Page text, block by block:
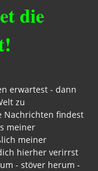
die
erwartest - dann
zu
Nachrichten findest
meiner
meiner
hierher verirrst
- stöver herum -